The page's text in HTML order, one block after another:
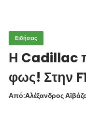
Ειδήσεις
Η Cadillac
φως! Στην
Από:Aλέξανδρος